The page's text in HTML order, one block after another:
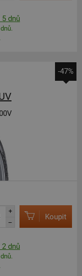
5 dnů
-47%
+
–
Koupit
2 dnů